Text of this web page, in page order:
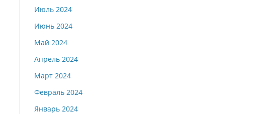
Июль 2024
Июнь 2024
Май 2024
Апрель 2024
Март 2024
Февраль 2024
Январь 2024